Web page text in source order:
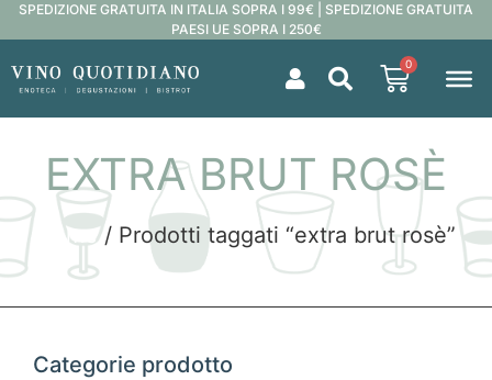
SPEDIZIONE GRATUITA IN ITALIA SOPRA I 99€ | SPEDIZIONE GRATUITA
PAESI UE SOPRA I 250€
0
EXTRA BRUT ROSÈ
Home/ Prodotti taggati “extra brut rosè”
Categorie prodotto